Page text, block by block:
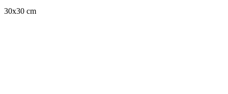
30x30 cm